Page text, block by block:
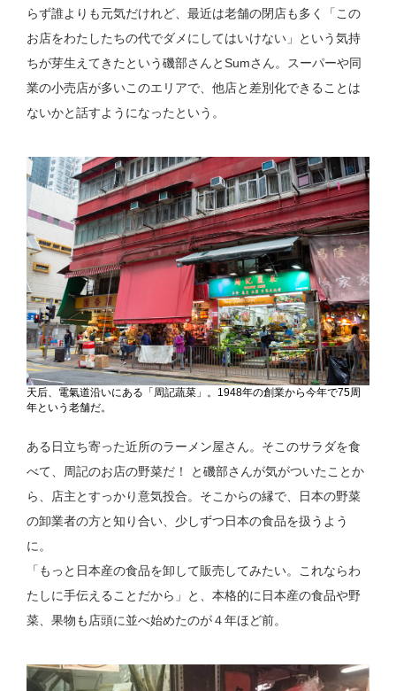
らず誰よりも元気だけれど、最近は老舗の閉店も多く「この
お店をわたしたちの代でダメにしてはいけない」という気持
ちが芽生えてきたという磯部さんとSumさん。スーパーや同
業の小売店が多いこのエリアで、他店と差別化できることは
ないかと話すようになったという。
天后、電氣道沿いにある「周記蔬菜」。1948年の創業から今年で75周
年という老舗だ。
ある日立ち寄った近所のラーメン屋さん。そこのサラダを食
べて、周記のお店の野菜だ！ と磯部さんが気がついたことか
ら、店主とすっかり意気投合。そこからの縁で、日本の野菜
の卸業者の方と知り合い、少しずつ日本の食品を扱うよう
に。
「もっと日本産の食品を卸して販売してみたい。これならわ
たしに手伝えることだから」と、本格的に日本産の食品や野
菜、果物も店頭に並べ始めたのが４年ほど前。